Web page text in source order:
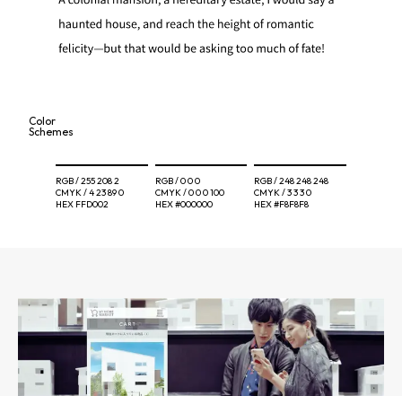
Color
Schemes
RGB /255 208 2
CMYK /4 23 89 0
HEX FFD002
RGB /0 0 0
CMYK /0 0 0 100
HEX#000000
RGB /248 248 248
CMYK /3 3 3 0
HEX#F8F8F8